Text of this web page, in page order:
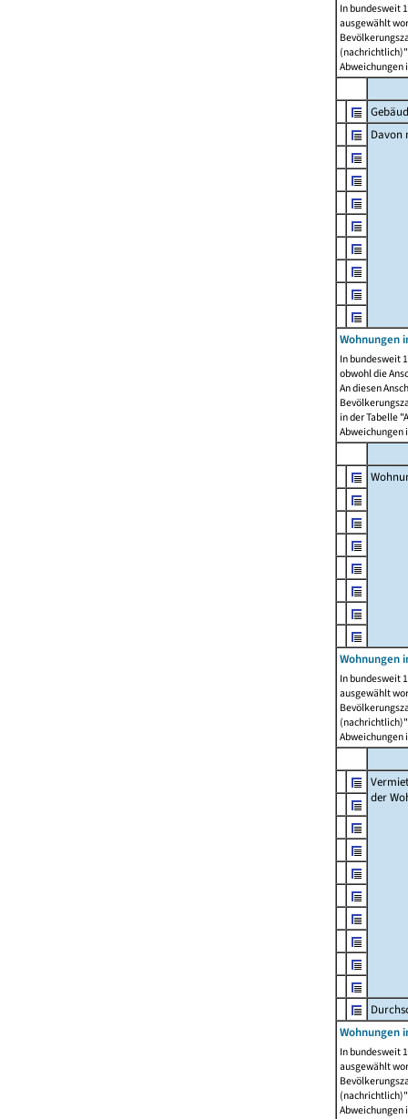
In bundesweit
ausgewählt
Abweichungen
Davon
Wohnungen
In bundesweit
obwohl die
An diesen
in der Tabelle
Abweichungen
Wohnungen
In bundesweit
ausgewählt
Abweichungen
der
Wohnungen
In bundesweit
ausgewählt
Abweichungen